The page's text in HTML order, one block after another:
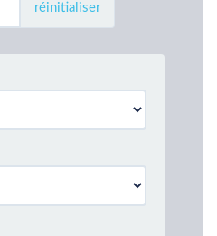
réinitialiser